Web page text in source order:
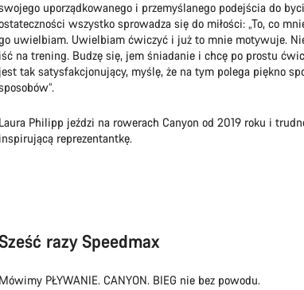
uporządkowanego i przemyślanego podejścia do
wszystko sprowadza się do miłości: „To, co
uwielbiam. Uwielbiam ćwiczyć i już to mnie motywuje.
iść na trening. Budzę się, jem śniadanie i chcę po prostu
jest tak satysfakcjonujący, myślę, że na tym polega piękno
Laura Philipp jeździ na rowerach Canyon od 2019 roku i
inspirującą reprezentantkę.
razy Speedmax
Mówimy PŁYWANIE. CANYON. BIEG nie bez powodu.